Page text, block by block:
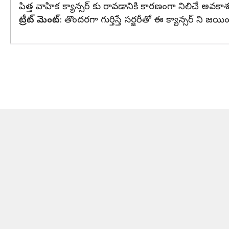
పిత్త వాహిక క్యాన్సర్ కు రావడానికి కారణంగా నిలిచే
ట్రీట్ మెంట్: తొందరగా గుర్తిస్తే సర్జరీతో ఈ క్యాన్సర్ ని